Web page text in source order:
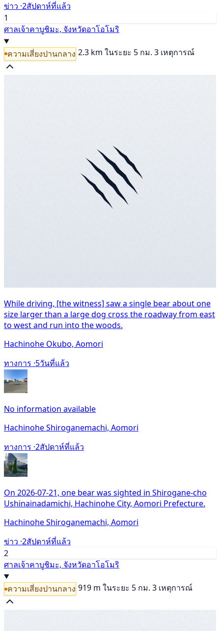
ข่าว ·2สัปดาห์ที่แล้ว
1
ศาลเจ้าคาบูชิมะ, จังหวัดอาโอโมริ
ความเสี่ยงปานกลาง 2.3 km ในระยะ 5 กม. 3 เหตุการณ์
While driving, [the witness] saw a single bear about one
size larger than a large dog cross the roadway from east
to west and run into the woods.
Hachinohe Okubo, Aomori
ทางการ ·5วันที่แล้ว
No information available
Hachinohe Shiroganemachi, Aomori
ทางการ ·2สัปดาห์ที่แล้ว
On 2026-07-21, one bear was sighted in Shirogane-cho
Ushinainadamichi, Hachinohe City, Aomori Prefecture.
Hachinohe Shiroganemachi, Aomori
ข่าว ·2สัปดาห์ที่แล้ว
2
ศาลเจ้าคาบูชิมะ, จังหวัดอาโอโมริ
ความเสี่ยงปานกลาง 919 m ในระยะ 5 กม. 3 เหตุการณ์